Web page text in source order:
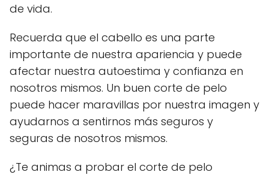
de vida.
Recuerda que el cabello es una parte
importante de nuestra apariencia y puede
afectar nuestra autoestima y confianza en
nosotros mismos. Un buen corte de pelo
puede hacer maravillas por nuestra imagen y
ayudarnos a sentirnos más seguros y
seguras de nosotros mismos.
¿Te animas a probar el corte de pelo